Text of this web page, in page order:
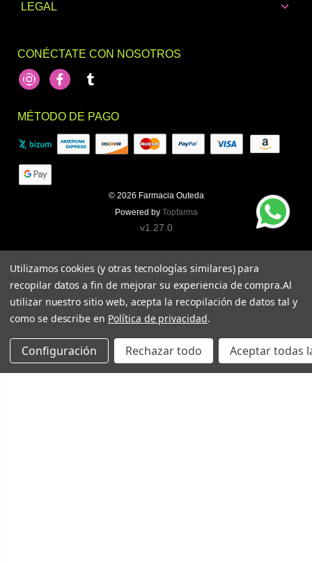
LEGAL
CONÉCTATE CON NOSOTROS
InstagramFacebookfooter.socialNetworks.tumblr
MÉTODO DE PAGO
© 2026 Farmacia Outeda
Powered by Topfarma
v1.27.0
Utilizamos cookies (y otras tecnologías similares) para
recopilar datos a fin de mejorar su experiencia de compra.Al
utilizar nuestro sitio web, acepta la recopilación de datos tal y
como se describe en Política de privacidad.
Configuración Rechazar todo Aceptar todas